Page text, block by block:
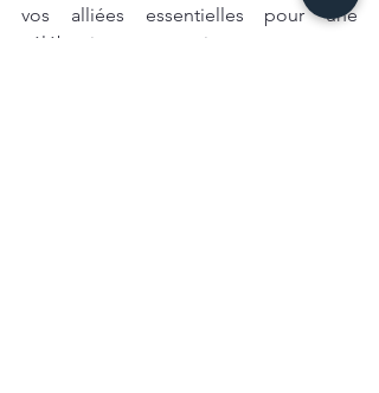
vos alliées essentielles pour une
célébration sans souci.